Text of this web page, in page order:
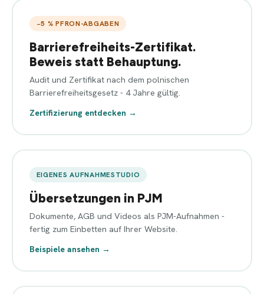
−5 % PFRON-ABGABEN
Barrierefreiheits-Zertifikat.
Beweis statt Behauptung.
Audit und Zertifikat nach dem polnischen
Barrierefreiheitsgesetz - 4 Jahre gültig.
Zertifizierung entdecken →
EIGENES AUFNAHMESTUDIO
Übersetzungen in PJM
Dokumente, AGB und Videos als PJM-Aufnahmen -
fertig zum Einbetten auf Ihrer Website.
Beispiele ansehen →